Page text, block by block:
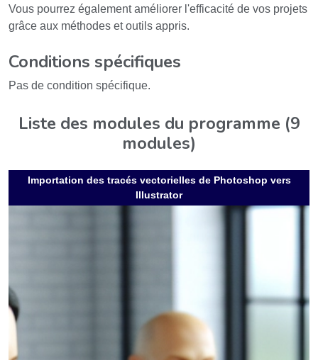
Vous pourrez également améliorer l'efficacité de vos projets
grâce aux méthodes et outils appris.
Conditions spécifiques
Pas de condition spécifique.
Liste des modules du programme (9
modules)
Importation des tracés vectorielles de Photoshop vers
Illustrator